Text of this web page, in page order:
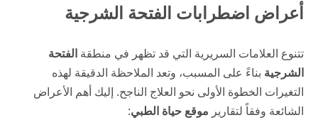
أعراض اضطرابات الفتحة الشرجية
تتنوع العلامات السريرية التي قد تظهر في منطقة الفتحة
الشرجية بناءً على المسبب، وتعد الملاحظة الدقيقة لهذه
التغيرات الخطوة الأولى نحو العلاج الناجح. إليك أهم الأعراض
الشائعة وفقاً لتقارير موقع حياة الطبي: